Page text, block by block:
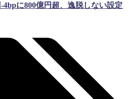
に800億円超、逸脱しない設定